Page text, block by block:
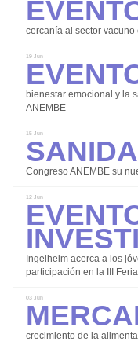
Manejo y
cercanía al sector
19 Jun
bienestar emocional y la
ANEMBE
15 Jun
Congreso ANEMBE su
12 Jun
Ingelheim acerca a los
participación en la III
03 Jun
crecimiento de la